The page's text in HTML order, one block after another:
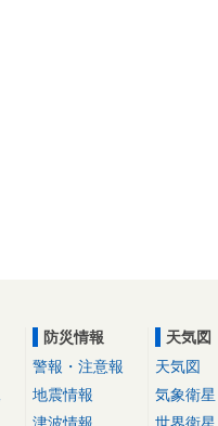
防災情報
警報・注意報
地震情報
天気図
天気図
気象衛星